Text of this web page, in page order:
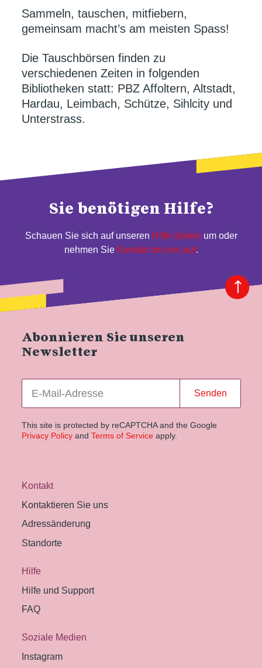
Sammeln, tauschen, mitfiebern,
gemeinsam macht’s am meisten Spass!
Die Tauschbörsen finden zu
verschiedenen Zeiten in folgenden
Bibliotheken statt: PBZ Affoltern, Altstadt,
Hardau, Leimbach, Schütze, Sihlcity und
Unterstrass.
Sie benötigen Hilfe?
Schauen Sie sich auf unseren Hilfe-Seiten um oder
nehmen Sie Kontakt mit uns auf.
Abonnieren Sie unseren
Newsletter
Senden
This site is protected by reCAPTCHA and the Google
Privacy Policyand Terms of Service apply.
Kontakt
Kontaktieren Sie uns
Adressänderung
Standorte
Hilfe
Hilfe und Support
FAQ
Soziale Medien
Instagram